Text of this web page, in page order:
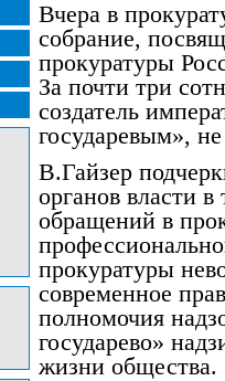
Вчера в
собрание,
прокуратуры
За почти три
создатель
государевым»,
В.Гайзер
органов власти
обращений в
прокуратуры
современное
полномочия
государево»
жизни общества.